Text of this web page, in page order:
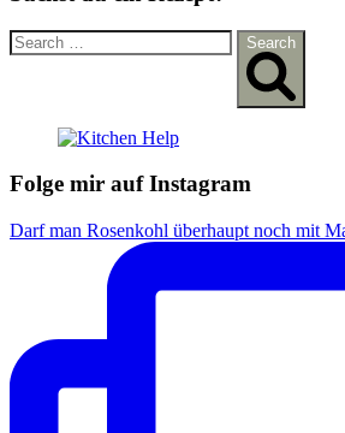
S
e
o
:
Search
Folge mir auf Instagram
Darf man Rosenkohl überhaupt noch mit